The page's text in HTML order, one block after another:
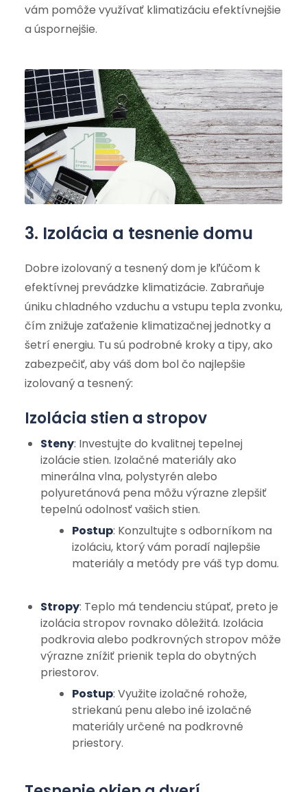
vám pomôže využívať klimatizáciu efektívnejšie
a úspornejšie.
3. Izolácia a tesnenie domu
Dobre izolovaný a tesnený dom je kľúčom k
efektívnej prevádzke klimatizácie. Zabraňuje
úniku chladného vzduchu a vstupu tepla zvonku,
čím znižuje zaťaženie klimatizačnej jednotky a
šetrí energiu. Tu sú podrobné kroky a tipy, ako
zabezpečiť, aby váš dom bol čo najlepšie
izolovaný a tesnený:
Izolácia stien a stropov
Steny: Investujte do kvalitnej tepelnej
izolácie stien. Izolačné materiály ako
minerálna vlna, polystyrén alebo
polyuretánová pena môžu výrazne zlepšiť
tepelnú odolnosť vašich stien.
Postup: Konzultujte s odborníkom na
izoláciu, ktorý vám poradí najlepšie
materiály a metódy pre váš typ domu.
Stropy: Teplo má tendenciu stúpať, preto je
izolácia stropov rovnako dôležitá. Izolácia
podkrovia alebo podkrovných stropov môže
výrazne znížiť prienik tepla do obytných
priestorov.
Postup: Využite izolačné rohože,
striekanú penu alebo iné izolačné
materiály určené na podkrovné
priestory.